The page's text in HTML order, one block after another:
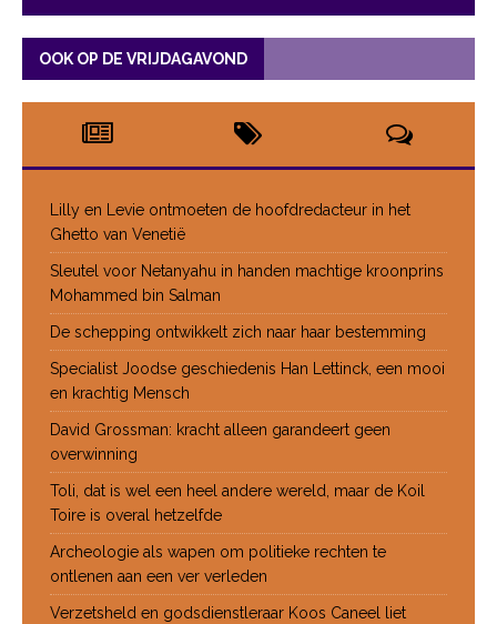
OOK OP DE VRIJDAGAVOND
Lilly en Levie ontmoeten de hoofdredacteur in het
Ghetto van Venetië
Sleutel voor Netanyahu in handen machtige kroonprins
Mohammed bin Salman
De schepping ontwikkelt zich naar haar bestemming
Specialist Joodse geschiedenis Han Lettinck, een mooi
en krachtig Mensch
David Grossman: kracht alleen garandeert geen
overwinning
Toli, dat is wel een heel andere wereld, maar de Koil
Toire is overal hetzelfde
Archeologie als wapen om politieke rechten te
ontlenen aan een ver verleden
Verzetsheld en godsdienstleraar Koos Caneel liet